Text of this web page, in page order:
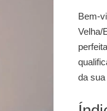
Bem-
Velha/
da